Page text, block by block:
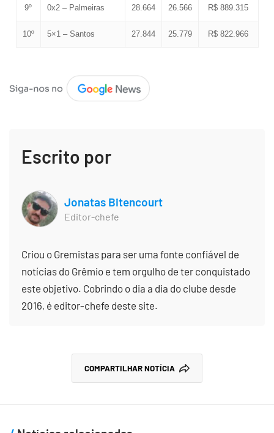
9º 0x2 – Palmeiras 28.664 26.566 R$ 889.315
10º 5×1 – Santos 27.844 25.779 R$ 822.966
Escrito por
Jonatas Bitencourt
Editor-chefe
Criou o Gremistas para ser uma fonte confiável de
notícias do Grêmio e tem orgulho de ter conquistado
este objetivo. Cobrindo o dia a dia do clube desde
2016, é editor-chefe deste site.
COMPARTILHAR NOTÍCIA